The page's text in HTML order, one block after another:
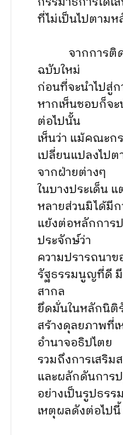
ที่ไม่เป็นไปตาม
จากการติดต
ฉบับใหม่
ก่อนที่จะนำไปสู่
หากเห็นชอบก็จ
ต่อไปนั้น
เห็นว่า แม้คณะก
เปลี่ยนแปลงไป
จากฝ่ายต่างๆ
ในบางประเด็น
หลายส่วนมิได้มี
แย้งต่อหลักการ
ประจักษ์ว่า
ความปรารถนา
รัฐธรรมนูญที่ดี มี
สากล
ยึดมั่นในหลักนิติ
สร้างดุลยภาพที่
อำนาจอธิปไตย
รวมถึงการเสริ
และผลักดันการ
อย่างเป็นรูปธรร
เหตุผลดังต่อไปนี้